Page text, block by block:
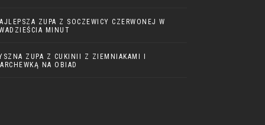
ZUPA Z SOCZEWICY CZERWONEJ W
MINUT
ZUPA Z CUKINII Z ZIEMNIAKAMI I
NA OBIAD